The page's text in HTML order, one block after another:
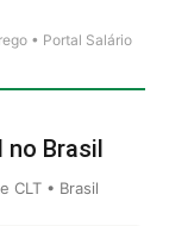
• Portal Salário
no Brasil
CLT • Brasil